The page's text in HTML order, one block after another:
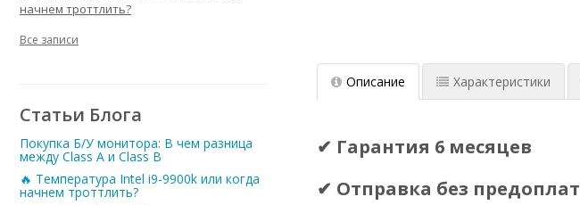
Описание Характеристики
✔ Гарантия 6 месяцев
✔ Отправка без предоплат
начнем троттлить?
Все записи
Статьи Блога
Покупка Б/У монитора: В чем разница
между Class A и Class B
🔥 Температура Intel i9-9900k или когда
начнем троттлить?